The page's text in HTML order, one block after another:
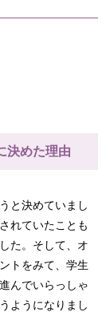
決めた理由
と決めていまし
れていたことも
た。そして、オ
トをみて、学生
んでいらっしゃ
ようになりまし